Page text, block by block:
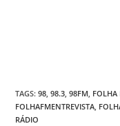
TAGS:98 98.3 98FM FOLHA
FOLHAFMENTREVISTA
RÁDIO